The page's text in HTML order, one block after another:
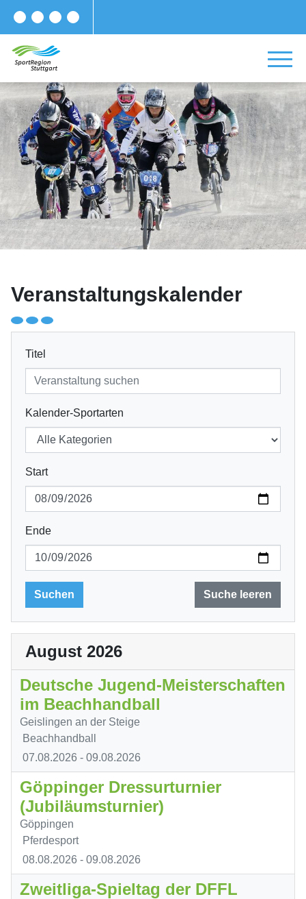
Veranstaltungskalender
Titel
Kalender-Sportarten
Start
Ende
August 2026
Deutsche Jugend-Meisterschaften
im Beachhandball
Geislingen an der Steige
Beachhandball
07.08.2026 - 09.08.2026
Göppinger Dressurturnier
(Jubiläumsturnier)
Göppingen
Pferdesport
08.08.2026 - 09.08.2026
Zweitliga-Spieltag der DFFL